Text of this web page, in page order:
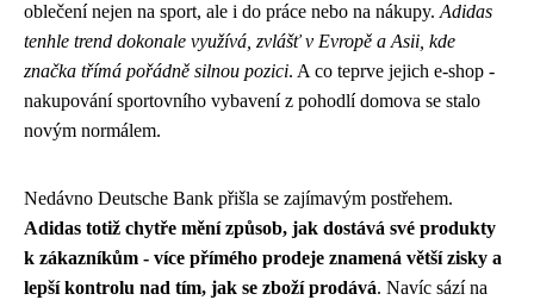
oblečení nejen na sport, ale i do práce nebo na nákupy. Adidas
tenhle trend dokonale využívá, zvlášť v Evropě a Asii, kde
značka třímá pořádně silnou pozici. A co teprve jejich e-shop -
nakupování sportovního vybavení z pohodlí domova se stalo
novým normálem.
Nedávno Deutsche Bank přišla se zajímavým postřehem.
Adidas totiž chytře mění způsob, jak dostává své produkty
k zákazníkům - více přímého prodeje znamená větší zisky a
lepší kontrolu nad tím, jak se zboží prodává. Navíc sází na